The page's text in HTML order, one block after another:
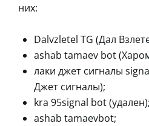
них:
Dalvzletel TG (Дал
ashab tamaev bot
лаки джет сигналы
Джет сигналы);
kra 95signal bot (удален);
ashab tamaevbot;